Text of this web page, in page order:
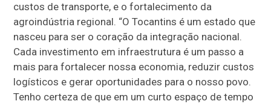
custos de transporte, e o fortalecimento da
agroindústria regional. “O Tocantins é um estado que
nasceu para ser o coração da integração nacional.
Cada investimento em infraestrutura é um passo a
mais para fortalecer nossa economia, reduzir custos
logísticos e gerar oportunidades para o nosso povo.
Tenho certeza de que em um curto espaço de tempo